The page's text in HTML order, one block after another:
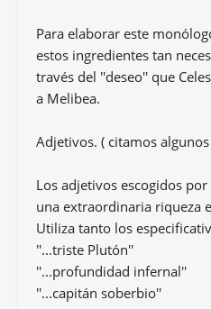
Para elaborar este
estos ingredientes tan
través del ''deseo'' que
a Melibea.
Adjetivos. ( citamos algunos
Los adjetivos escogidos
una extraordinaria riqueza
Utiliza tanto los
''...triste Plutón''
''...profundidad infernal''
''...capitán soberbio''